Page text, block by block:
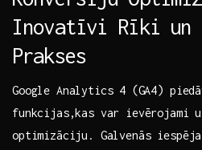
Inovatīvi Rīki⁣ un
Prakses
Google‍ Analytics⁣ 4 (GA4)
funkcijas,kas var‌ ievērojami
optimizāciju. Galvenās